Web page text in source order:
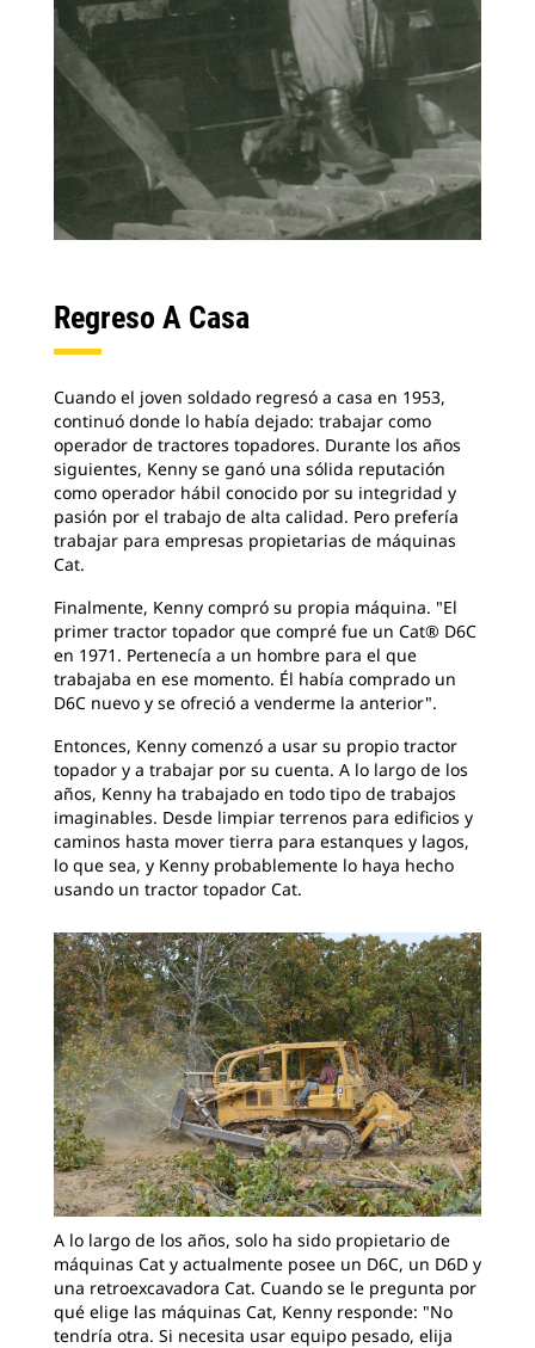
Regreso A Casa
Cuando el joven soldado regresó a casa en 1953,
continuó donde lo había dejado: trabajar como
operador de tractores topadores. Durante los años
siguientes, Kenny se ganó una sólida reputación
como operador hábil conocido por su integridad y
pasión por el trabajo de alta calidad. Pero prefería
trabajar para empresas propietarias de máquinas
Cat.
Finalmente, Kenny compró su propia máquina. "El
primer tractor topador que compré fue un Cat® D6C
en 1971. Pertenecía a un hombre para el que
trabajaba en ese momento. Él había comprado un
D6C nuevo y se ofreció a venderme la anterior".
Entonces, Kenny comenzó a usar su propio tractor
topador y a trabajar por su cuenta. A lo largo de los
años, Kenny ha trabajado en todo tipo de trabajos
imaginables. Desde limpiar terrenos para edificios y
caminos hasta mover tierra para estanques y lagos,
lo que sea, y Kenny probablemente lo haya hecho
usando un tractor topador Cat.
A lo largo de los años, solo ha sido propietario de
máquinas Cat y actualmente posee un D6C, un D6D y
una retroexcavadora Cat. Cuando se le pregunta por
qué elige las máquinas Cat, Kenny responde: "No
tendría otra. Si necesita usar equipo pesado, elija